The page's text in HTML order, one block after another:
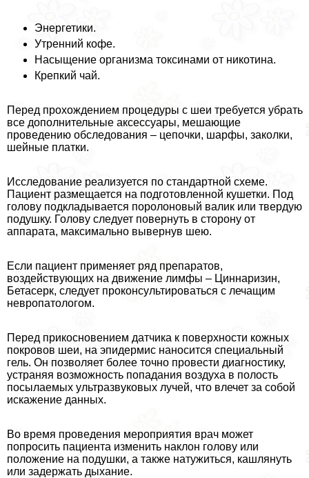
Энергетики.
Утренний кофе.
Насыщение организма токсинами от никотина.
Крепкий чай.
Перед прохождением процедуры с шеи требуется убрать
все дополнительные аксессуары, мешающие
проведению обследования – цепочки, шарфы, заколки,
шейные платки.
Исследование реализуется по стандартной схеме.
Пациент размещается на подготовленной кушетки. Под
голову подкладывается поролоновый валик или твердую
подушку. Голову следует повернуть в сторону от
аппарата, максимально вывернув шею.
Если пациент применяет ряд препаратов,
воздействующих на движение лимфы – Циннаризин,
Бетасерк, следует проконсультироваться с лечащим
невропатологом.
Перед прикосновением датчика к поверхности кожных
покровов шеи, на эпидермис наносится специальный
гель. Он позволяет более точно провести диагностику,
устраняя возможность попадания воздуха в полость
посылаемых ультразвуковых лучей, что влечет за собой
искажение данных.
Во время проведения мероприятия врач может
попросить пациента изменить наклон голову или
положение на подушки, а также натужиться, кашлянуть
или задержать дыхание.